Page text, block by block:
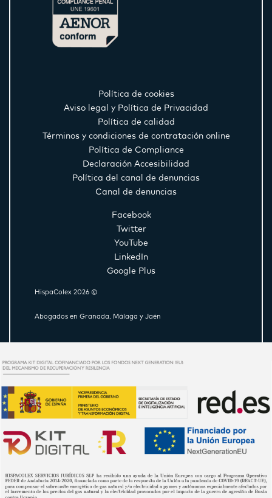
Política de cookies
Aviso legal y Política de Privacidad
Política de calidad
Términos y condiciones de contratación online
Política de Compliance
Declaración Accesibilidad
Política del canal de denuncias
Canal de denuncias
Facebook
Twitter
YouTube
LinkedIn
Google Plus
HispaColex 2026 ©
Abogados en Granada, Málaga y Jaén